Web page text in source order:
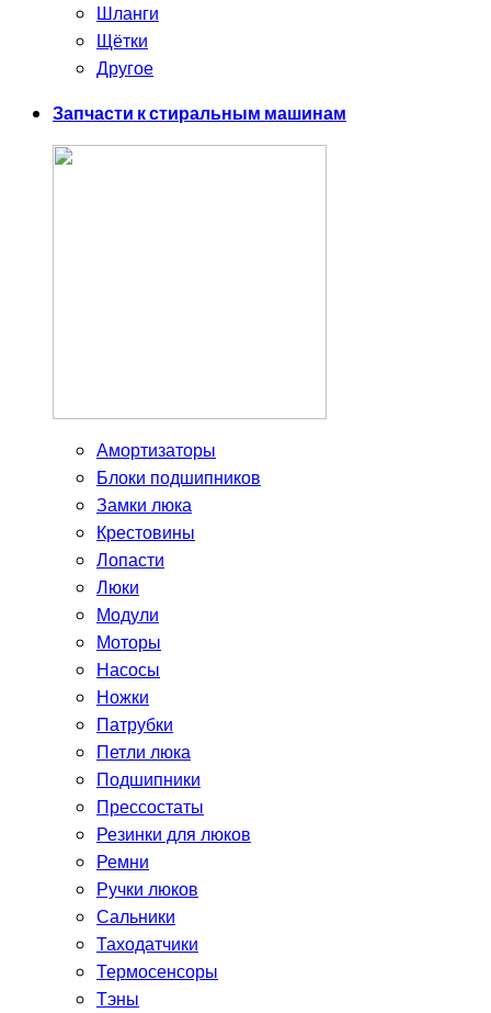
Шланги
Щётки
Другое
Запчасти к стиральным машинам
Амортизаторы
Блоки подшипников
Замки люка
Крестовины
Лопасти
Люки
Модули
Моторы
Насосы
Ножки
Патрубки
Петли люка
Подшипники
Прессостаты
Резинки для люков
Ремни
Ручки люков
Сальники
Таходатчики
Термосенсоры
Тэны